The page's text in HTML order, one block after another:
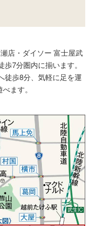
店・ダイソー 富士屋武
7分圏内に揃います。
徒歩8分、気軽に足を運
ます。